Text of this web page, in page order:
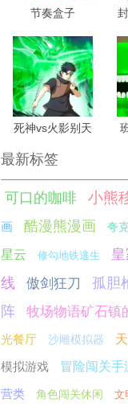
节奏盒子
死神vs火影别天
新版
最新标签
可口的咖啡 小熊
画 酷漫熊漫画 夸
星云 修勾地铁逃生
线
傲剑狂刀
孤胆
阵
牧场物语矿石镇
光餐厅
沙雕模拟器
模拟游戏
冒险闯关手
营类
角色闯关休闲 文